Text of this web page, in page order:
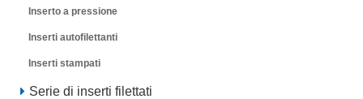
Inserto a pressione
Inserti autofilettanti
Inserti stampati
Serie di inserti filettati